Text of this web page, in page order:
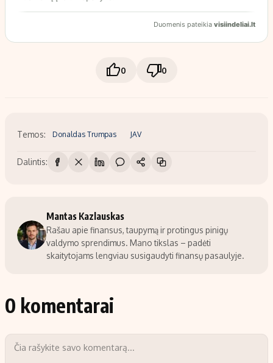
0 0
Temos: Donaldas Trumpas JAV
Dalintis:
Mantas Kazlauskas
Rašau apie finansus, taupymą ir protingus pinigų
valdymo sprendimus. Mano tikslas – padėti
skaitytojams lengviau susigaudyti finansų pasaulyje.
0 komentarai